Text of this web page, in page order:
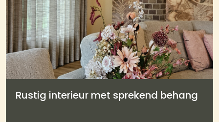
Rustig interieur met sprekend behang